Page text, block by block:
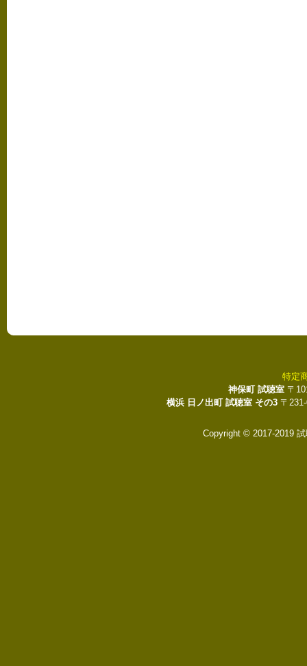
特定
神保町 試聴室 〒
横浜 日ノ出町 試聴室 その3 〒
Copyright © 2017-2019